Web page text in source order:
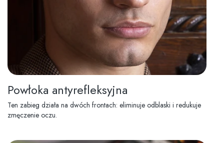
Powłoka antyrefleksyjna
Ten zabieg działa na dwóch frontach: eliminuje odblaski i redukuje
zmęczenie oczu.